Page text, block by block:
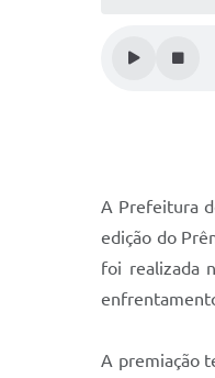
A Prefeitura
edição do
foi realizada
A premiação